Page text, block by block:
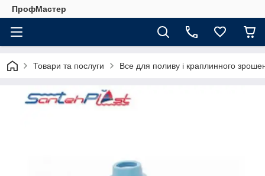
ПрофМастер
Товари та послуги Все для поливу і краплинного